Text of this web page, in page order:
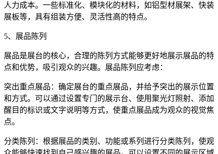
人力成本。一些标准化、模块化的材料，如铝型材展架、快装
展板等，具有组装方便、灵活性高的特点。
5、展品陈列
展品是展台的核心，合理的陈列方式能够更好地展示展品的特
点和优势，吸引观众的兴趣。展品陈列应考虑：
突出重点展品：确定展台的重点展品，并给予突出的展示位置
和方式。可以通过设置专门的展示台、使用聚光灯照射、添加
醒目的标识或文字说明等方式，使重点展品成为观众的视觉焦
点。
分类陈列：根据展品的类别、功能或系列进行分类陈列，使观